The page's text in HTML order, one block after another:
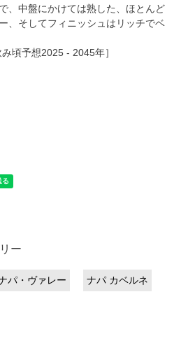
、中盤にかけては熟した、ほとんど
、そしてフィニッシュはリッチでベ
頃予想2025 - 2045年］
ー
パ・ヴァレー ナパ カベルネ